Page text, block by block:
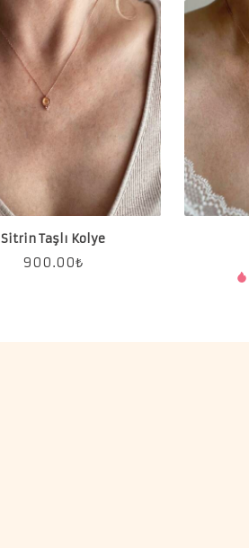
Sitrin Taşlı Kolye
900.00₺